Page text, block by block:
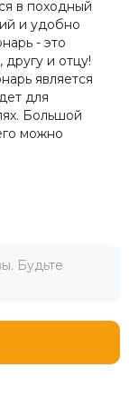
в походный
и удобно
- это
и отцу!
является
для
Большой
можно
Будьте